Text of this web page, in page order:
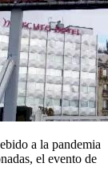
a la pandemia
el evento de